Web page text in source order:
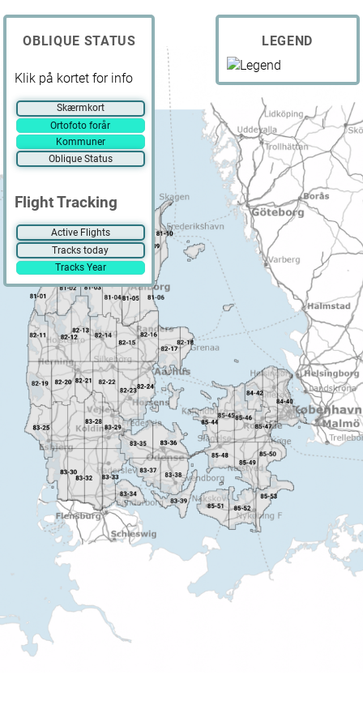
OBLIQUE STATUS
Klik på kortet for info
Skærmkort
Ortofoto forår
Kommuner
Oblique Status
Flight Tracking
Active Flights
Tracks today
Tracks Year
LEGEND